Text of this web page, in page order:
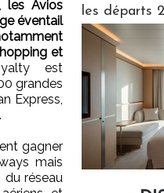
les Avios
éventail
et
est
grandes
Express,
gagner
mais
du réseau
les départs